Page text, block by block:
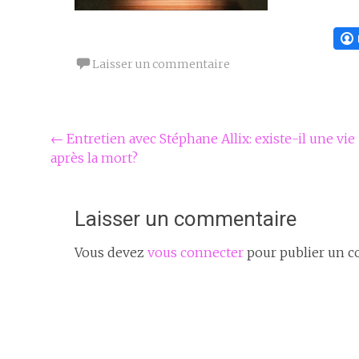
Laisser un commentaire
Navigation
Article
← Entretien avec Stéphane Allix: existe-il une vie
après la mort?
Laisser un commentaire
Vous devez vous connecter pour publier un